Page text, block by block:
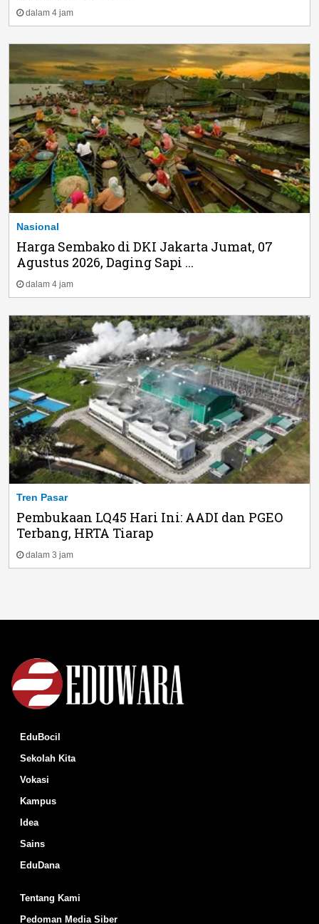
dalam 4 jam
Nasional
Harga Sembako di DKI Jakarta Jumat, 07
Agustus 2026, Daging Sapi ...
dalam 4 jam
Tren Pasar
Pembukaan LQ45 Hari Ini: AADI dan PGEO
Terbang, HRTA Tiarap
dalam 3 jam
EduBocil
Sekolah Kita
Vokasi
Kampus
Idea
Sains
EduDana
Tentang Kami
Pedoman Media Siber